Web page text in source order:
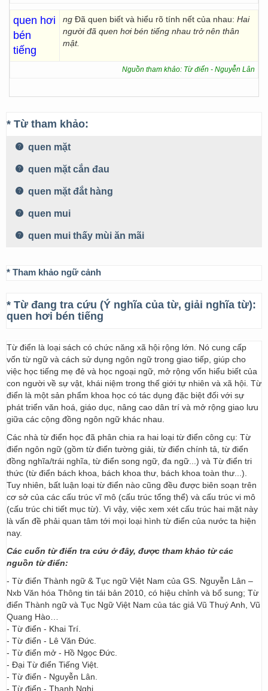
quen hơi
bén
tiếng
ng Đã quen biết và hiểu rõ tính nết của nhau: Hai
người đã quen hơi bén tiếng nhau trở nên thân
mật.
Nguồn tham khảo: Từ điển - Nguyễn Lân
* Từ tham khảo:
quen mặt
quen mặt cắn đau
quen mặt đắt hàng
quen mui
quen mui thấy mùi ăn mãi
* Tham khảo ngữ cảnh
* Từ đang tra cứu (Ý nghĩa của từ, giải nghĩa từ):
quen hơi bén tiếng
Từ điển là loại sách có chức năng xã hội rộng lớn. Nó cung cấp
vốn từ ngữ và cách sử dụng ngôn ngữ trong giao tiếp, giúp cho
việc học tiếng mẹ đẻ và học ngoại ngữ, mở rộng vốn hiểu biết của
con người về sự vật, khái niệm trong thế giới tự nhiên và xã hội. Từ
điển là một sản phẩm khoa học có tác dụng đặc biệt đối với sự
phát triển văn hoá, giáo dục, nâng cao dân trí và mở rộng giao lưu
giữa các cộng đồng ngôn ngữ khác nhau.
Các nhà từ điển học đã phân chia ra hai loại từ điển công cụ: Từ
điển ngôn ngữ (gồm từ điển tường giải, từ điển chính tả, từ điển
đồng nghĩa/trái nghĩa, từ điển song ngữ, đa ngữ...) và Từ điển tri
thức (từ điển bách khoa, bách khoa thư, bách khoa toàn thư...).
Tuy nhiên, bất luận loại từ điển nào cũng đều được biên soạn trên
cơ sở của các cấu trúc vĩ mô (cấu trúc tổng thể) và cấu trúc vi mô
(cấu trúc chi tiết mục từ). Vì vậy, việc xem xét cấu trúc hai mặt này
là vấn đề phải quan tâm tới mọi loại hình từ điển của nước ta hiện
nay.
Các cuốn từ điển tra cứu ở đây, được tham khảo từ các
nguồn từ điển:
- Từ điển Thành ngữ & Tục ngữ Việt Nam của GS. Nguyễn Lân –
Nxb Văn hóa Thông tin tái bản 2010, có hiệu chỉnh và bổ sung; Từ
điển Thành ngữ và Tục Ngữ Việt Nam của tác giả Vũ Thuý Anh, Vũ
Quang Hào…
- Từ điển - Khai Trí.
- Từ điển - Lê Văn Đức.
- Từ điển mở - Hồ Ngọc Đức.
- Đại Từ điển Tiếng Việt.
- Từ điển - Nguyễn Lân.
- Từ điển - Thanh Nghị.